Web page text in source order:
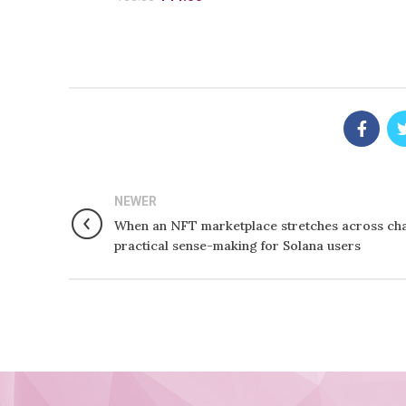
NEWER
When an NFT marketplace stretches across
practical sense-making for Solana users